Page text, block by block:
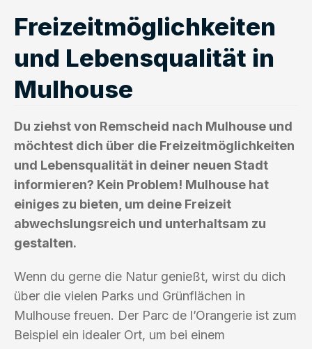
Freizeitmöglichkeiten
und Lebensqualität in
Mulhouse
Du ziehst von Remscheid nach Mulhouse und
möchtest dich über die Freizeitmöglichkeiten
und Lebensqualität in deiner neuen Stadt
informieren? Kein Problem! Mulhouse hat
einiges zu bieten, um deine Freizeit
abwechslungsreich und unterhaltsam zu
gestalten.
Wenn du gerne die Natur genießt, wirst du dich
über die vielen Parks und Grünflächen in
Mulhouse freuen. Der Parc de l’Orangerie ist zum
Beispiel ein idealer Ort, um bei einem